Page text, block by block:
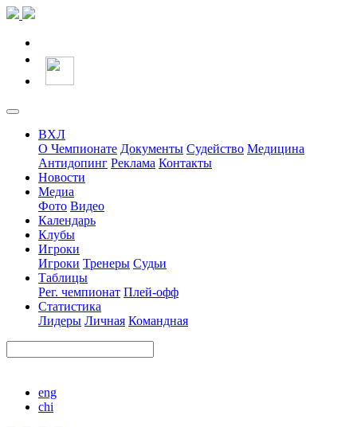
ВХЛ
О Чемпионате Документы Судейство Медицина
Антидопинг Реклама Контакты
Новости
Медиа
Фото Видео
Календарь
Клубы
Игроки
Игроки Тренеры Судьи
Таблицы
Рег. чемпионат Плей-офф
Статистика
Лидеры Личная Командная
eng
chi